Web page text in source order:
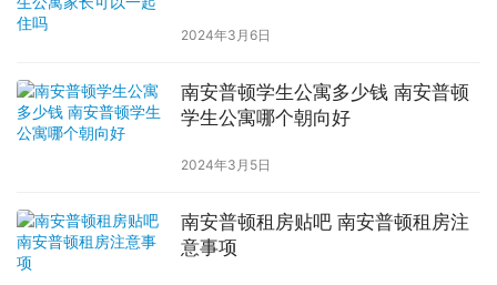
2024年3月6日
南安普顿学生公寓多少钱 南安普顿
学生公寓哪个朝向好
2024年3月5日
南安普顿租房贴吧 南安普顿租房注
意事项